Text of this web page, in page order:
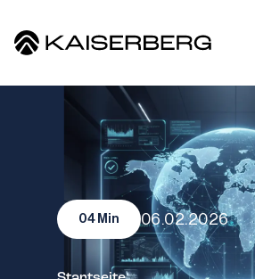
04 Min 06.02.2026